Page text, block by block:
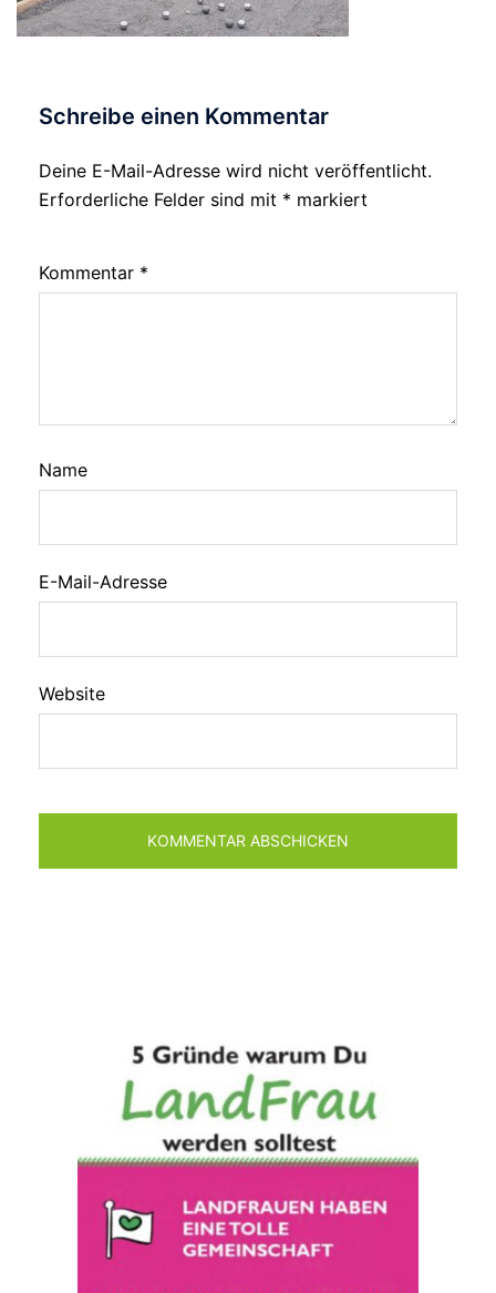
Schreibe einen Kommentar
Deine E-Mail-Adresse wird nicht veröffentlicht.
Erforderliche Felder sind mit * markiert
Kommentar *
Name
E-Mail-Adresse
Website
Alternative: